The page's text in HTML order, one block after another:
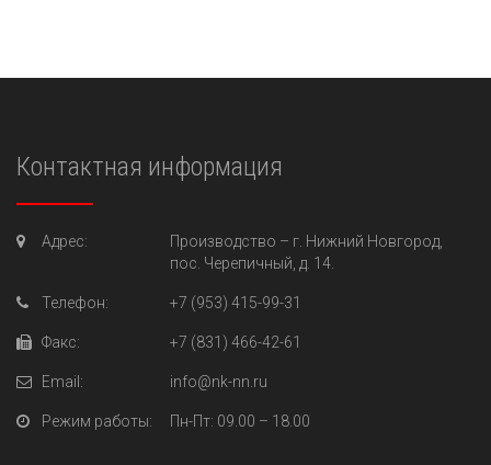
Контактная информация
Адрес: Производство – г. Нижний Новгород,
пос. Черепичный, д. 14.
Телефон: +7 (953) 415-99-31
Факс: +7 (831) 466-42-61
Email: info@nk-nn.ru
Режим работы: Пн-Пт: 09.00 – 18.00